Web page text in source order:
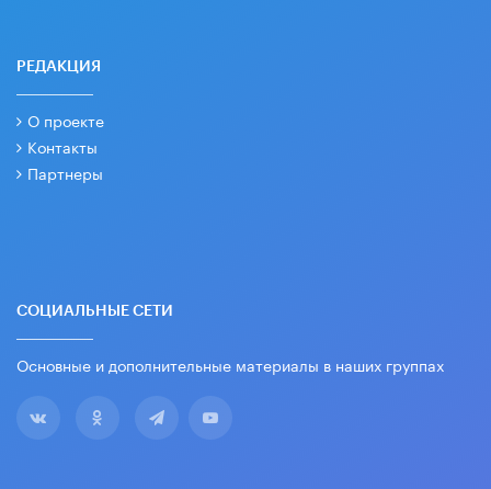
РЕДАКЦИЯ
О проекте
Контакты
Партнеры
СОЦИАЛЬНЫЕ СЕТИ
Основные и дополнительные материалы в наших группах